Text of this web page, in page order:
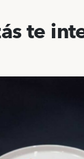
te